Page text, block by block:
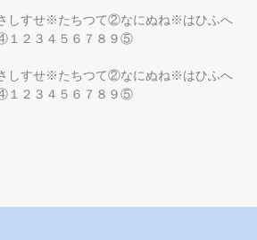
しすせ※たちつて②なにぬね※はひふへ
２３４５６７８９⑤
しすせ※たちつて②なにぬね※はひふへ
２３４５６７８９⑤